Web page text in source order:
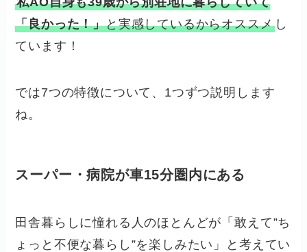
「良かった！」と実感しているからオススメし
ています！
では7つの特徴について、1つずつ説明します
ね。
スーパー・病院が車15分圏内にある
田舎暮らしに憧れる人のほとんどが「敢えて”ち
ょっと不便な暮らし”を楽しみたい」と考えてい